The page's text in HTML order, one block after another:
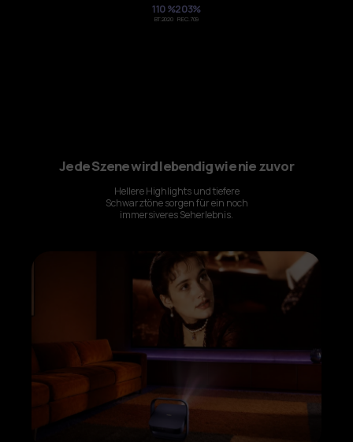
110 %
BT.2020
203%
REC.709
Jede Szene wird lebendig wie nie zuvor
Hellere Highlights und tiefere
Schwarztöne sorgen für ein noch
immersiveres Seherlebnis.